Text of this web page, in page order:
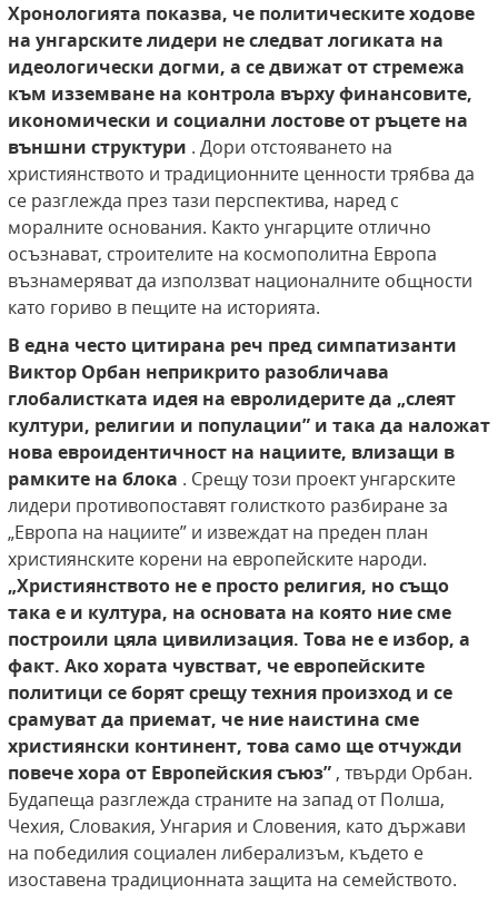
Хронологията показва, че политическите ходове
на унгарските лидери не следват логиката на
идеологически догми, а се движат от стремежа
към изземване на контрола върху финансовите,
икономически и социални лостове от ръцете на
външни структури . Дори отстояването на
християнството и традиционните ценности трябва да
се разглежда през тази перспектива, наред с
моралните основания. Както унгарците отлично
осъзнават, строителите на космополитна Европа
възнамеряват да използват националните общности
като гориво в пещите на историята.
В една често цитирана реч пред симпатизанти
Виктор Орбан неприкрито разобличава
глобалистката идея на евролидерите да „слеят
култури, религии и популации” и така да наложат
нова евроидентичност на нациите, влизащи в
рамките на блока . Срещу този проект унгарските
лидери противопоставят голисткото разбиране за
„Европа на нациите” и извеждат на преден план
християнските корени на европейските народи.
„Християнството не е просто религия, но също
така е и култура, на основата на която ние сме
построили цяла цивилизация. Това не е избор, а
факт. Ако хората чувстват, че европейските
политици се борят срещу техния произход и се
срамуват да приемат, че ние наистина сме
християнски континент, това само ще отчужди
повече хора от Европейския съюз”, твърди Орбан.
Будапеща разглежда страните на запад от Полша,
Чехия, Словакия, Унгария и Словения, като държави
на победилия социален либерализъм, където е
изоставена традиционната защита на семейството.